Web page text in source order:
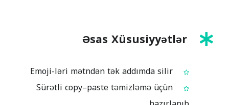
Əsas Xüsusiyyətlər
Sürətli copy–paste təmizləmə üçün